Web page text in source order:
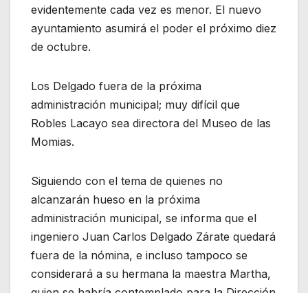
evidentemente cada vez es menor. El nuevo
ayuntamiento asumirá el poder el próximo diez
de octubre.
Los Delgado fuera de la próxima
administración municipal; muy difícil que
Robles Lacayo sea directora del Museo de las
Momias.
Siguiendo con el tema de quienes no
alcanzarán hueso en la próxima
administración municipal, se informa que el
ingeniero Juan Carlos Delgado Zárate quedará
fuera de la nómina, e incluso tampoco se
considerará a su hermana la maestra Martha,